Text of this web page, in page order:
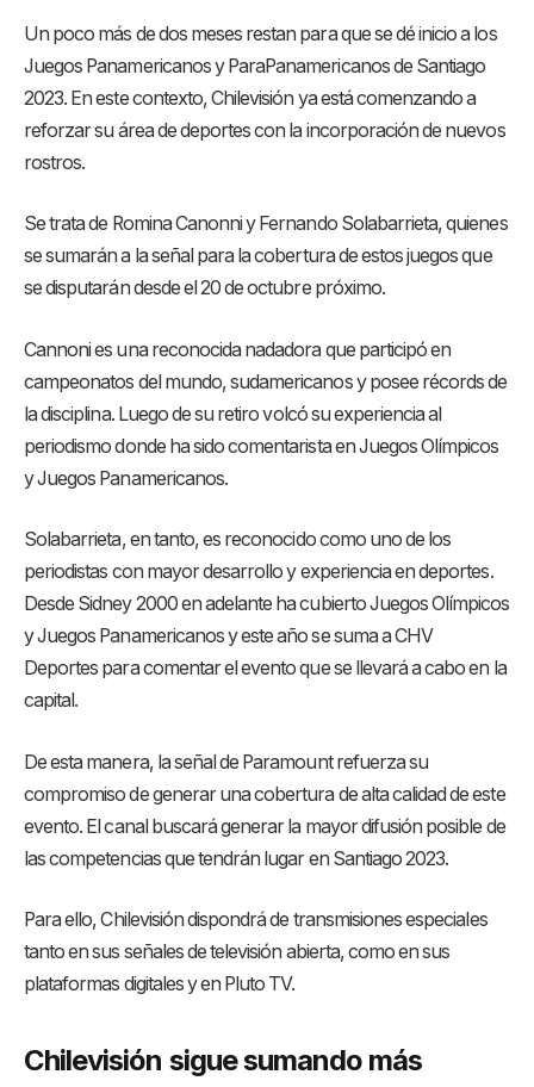
Un poco más de dos meses restan para que se dé inicio a los
Juegos Panamericanos y ParaPanamericanos de Santiago
2023. En este contexto, Chilevisión ya está comenzando a
reforzar su área de deportes con la incorporación de nuevos
rostros.
Se trata de Romina Canonni y Fernando Solabarrieta, quienes
se sumarán a la señal para la cobertura de estos juegos que
se disputarán desde el 20 de octubre próximo.
Cannoni es una reconocida nadadora que participó en
campeonatos del mundo, sudamericanos y posee récords de
la disciplina. Luego de su retiro volcó su experiencia al
periodismo donde ha sido comentarista en Juegos Olímpicos
y Juegos Panamericanos.
Solabarrieta, en tanto, es reconocido como uno de los
periodistas con mayor desarrollo y experiencia en deportes.
Desde Sidney 2000 en adelante ha cubierto Juegos Olímpicos
y Juegos Panamericanos y este año se suma a CHV
Deportes para comentar el evento que se llevará a cabo en la
capital.
De esta manera, la señal de Paramount refuerza su
compromiso de generar una cobertura de alta calidad de este
evento. El canal buscará generar la mayor difusión posible de
las competencias que tendrán lugar en Santiago 2023.
Para ello, Chilevisión dispondrá de transmisiones especiales
tanto en sus señales de televisión abierta, como en sus
plataformas digitales y en Pluto TV.
Chilevisión sigue sumando más